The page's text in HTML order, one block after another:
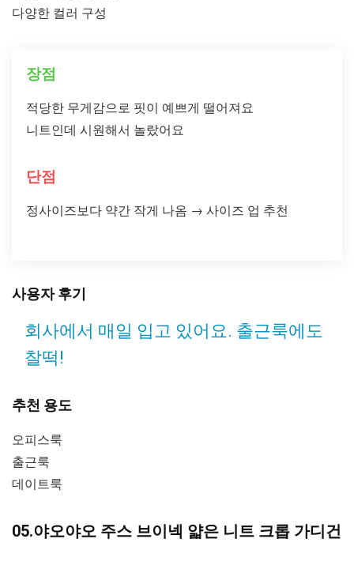
다양한 컬러 구성
장점
적당한 무게감으로 핏이 예쁘게 떨어져요
니트인데 시원해서 놀랐어요
단점
정사이즈보다 약간 작게 나옴 → 사이즈 업 추천
사용자 후기
회사에서 매일 입고 있어요. 출근룩에도
찰떡!
추천 용도
오피스룩
출근룩
데이트룩
05.야오야오 주스 브이넥 얇은 니트 크롭 가디건